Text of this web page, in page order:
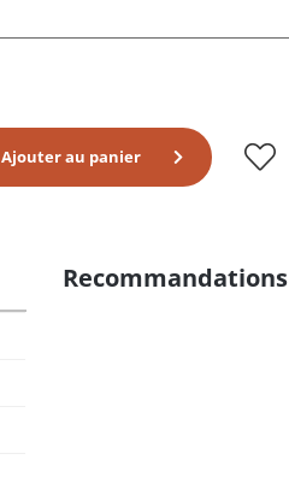
Ajouter au panier
Recommandations